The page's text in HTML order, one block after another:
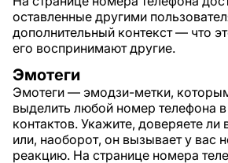
оставленные другими
дополнительный контекст — что
его воспринимают другие.
Эмотеги
Эмотеги — эмодзи-метки,
выделить любой номер телефона
контактов. Укажите, доверяете
или, наоборот, он вызывает у вас
реакцию. На странице номера